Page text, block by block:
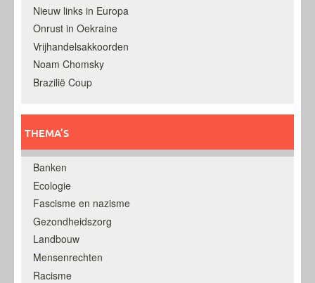
Nieuw links in Europa
Onrust in Oekraine
Vrijhandelsakkoorden
Noam Chomsky
Brazilië Coup
THEMA’S
Banken
Ecologie
Fascisme en nazisme
Gezondheidszorg
Landbouw
Mensenrechten
Racisme